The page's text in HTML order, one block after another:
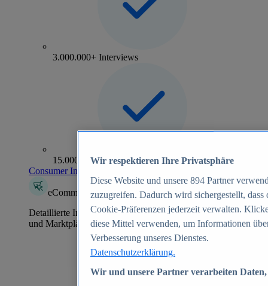
3.000.000+ Interviews
15.000+ Marken
Consumer Insights entdecken
eCommerce Insights
Detaillierte Informationen zu mehr als 39.000 Online-Shops
und Marktplätzen
Wir respektieren Ihre Privatsphäre
Diese Website und unsere 894 Partner
zuzugreifen. Dadurch wird sichergestellt,
Cookie-Präferenzen jederzeit verwalten.
diese Mittel verwenden, um Informationen
Verbesserung unseres Dienstes.
Datenschutzerklärung.
Wir und unsere Partner verarbeiten